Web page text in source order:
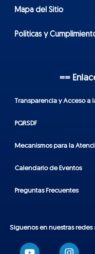
Mapa del Sitio
Políticas y
==
Transparencia y Acceso a
PQRSDF
Mecanismos para la
Calendario de Eventos
Preguntas Frecuentes
Síguenos en nuestras redes